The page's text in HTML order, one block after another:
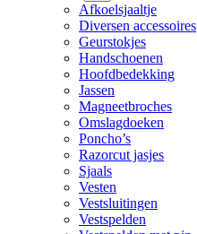
Afkoelsjaaltje
Diversen accessoires
Geurstokjes
Handschoenen
Hoofdbedekking
Jassen
Magneetbroches
Omslagdoeken
Poncho’s
Razorcut jasjes
Sjaals
Vesten
Vestsluitingen
Vestspelden